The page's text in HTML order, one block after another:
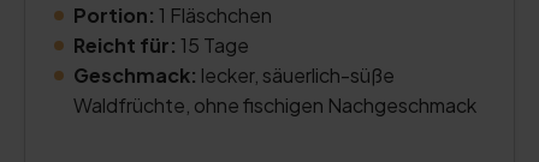
Portion: 1 Fläschchen
Reicht für: 15 Tage
Geschmack: lecker, säuerlich-süße
Waldfrüchte, ohne fischigen Nachgeschmack